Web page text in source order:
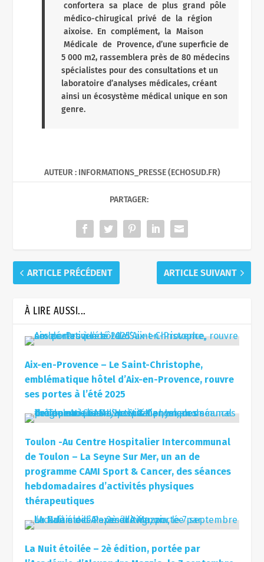
confortera sa place de plus grand pôle
médico-­chirugical privé de la région
aixoise. En complément, la Maison
Médicale de Provence, d’une superficie de
5 000 m2, rassemblera près de 80 médecins
spécialistes pour des consultations et un
laboratoire d’analyses médicales, créant
ainsi un écosystème médical unique en son
genre.
AUTEUR : INFORMATIONS_PRESSE (ECHOSUD.FR)
PARTAGER:
ARTICLE PRÉCÉDENT ARTICLE SUIVANT
À LIRE AUSSI...
Aix-en-Provence – Le Saint-Christophe,
emblématique hôtel d’Aix-en-Provence, rouvre
ses portes à l’été 2025
Toulon -Au Centre Hospitalier Intercommunal
de Toulon – La Seyne Sur Mer, un an de
programme CAMI Sport & Cancer, des séances
hebdomadaires d’activités physiques
thérapeutiques
La Nuit étoilée – 2è édition, portée par